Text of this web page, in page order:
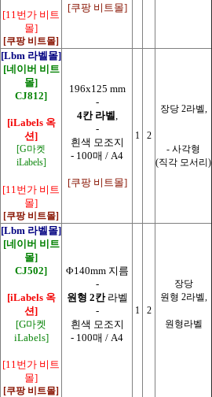
[11번가 비트
몰]
[쿠팡 비트몰]
[쿠팡 비트몰]
[Lbm 라벨몰]
[네이버 비트
몰]
CJ812]
[iLabels 옥
션]
[G마켓
iLabels]
[11번가 비트
몰]
[쿠팡 비트몰]
196x125 mm
-
4칸 라벨
-
흰색 모조지
- 100매 / A4
[쿠팡 비트몰]
1 2
장당 2라벨,
- 사각형
(직각 모서리)
[Lbm 라벨몰]
[네이버 비트
몰]
CJ502]
[iLabels 옥
션]
[G마켓
iLabels]
[11번가 비트
몰]
[쿠팡 비트몰]
Φ140mm 지름
-
원형 2칸라벨
-
흰색 모조지
- 100매 / A4
1 2
장당
원형 2라벨,
원형라벨